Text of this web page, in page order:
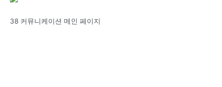
38 커뮤니케이션 메인 페이지